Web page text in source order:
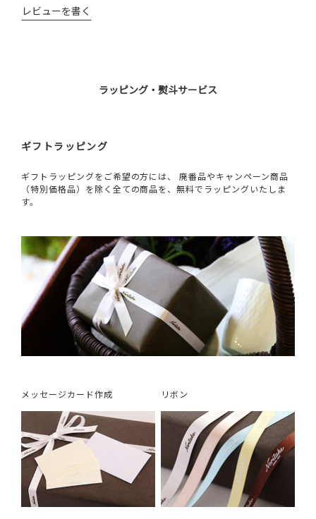
レビューを書く
ラッピング・熨斗サービス
ギフトラッピング
ギフトラッピングをご希望の方には、 廃番品やキャンペーン商品
（特別価格品）を除く全ての商品を、無料でラッピングいたしま
す。
メッセージカード作成 リボン